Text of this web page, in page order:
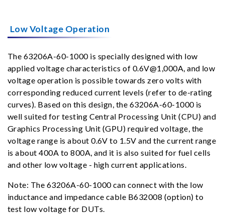
Low Voltage Operation
The 63206A-60-1000 is specially designed with low
applied voltage characteristics of 0.6V@1,000A, and low
voltage operation is possible towards zero volts with
corresponding reduced current levels (refer to de-rating
curves). Based on this design, the 63206A-60-1000 is
well suited for testing Central Processing Unit (CPU) and
Graphics Processing Unit (GPU) required voltage, the
voltage range is about 0.6V to 1.5V and the current range
is about 400A to 800A, and it is also suited for fuel cells
and other low voltage - high current applications.
Note: The 63206A-60-1000 can connect with the low
inductance and impedance cable B632008 (option) to
test low voltage for DUTs.